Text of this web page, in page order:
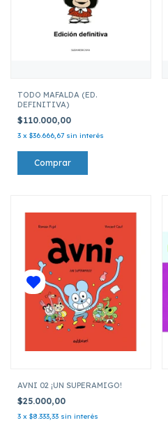
TODO MAFALDA (ED.
DEFINITIVA)
$110.000,00
3 x $36.666,67 sin interés
AVNI 02 ¡UN SUPERAMIGO!
$25.000,00
3 x $8.333,33 sin interés